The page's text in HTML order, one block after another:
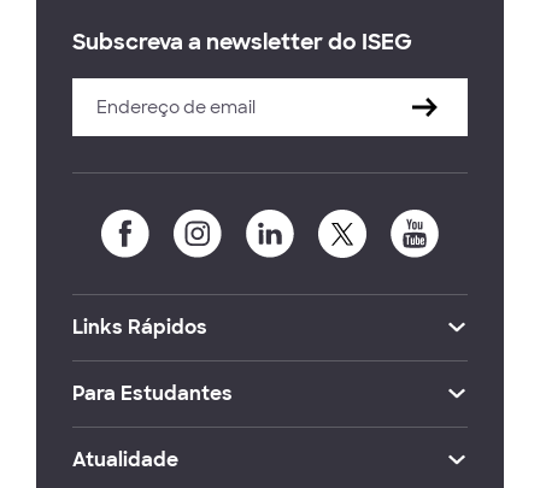
Subscreva a newsletter do ISEG
Links Rápidos
Para Estudantes
Atualidade